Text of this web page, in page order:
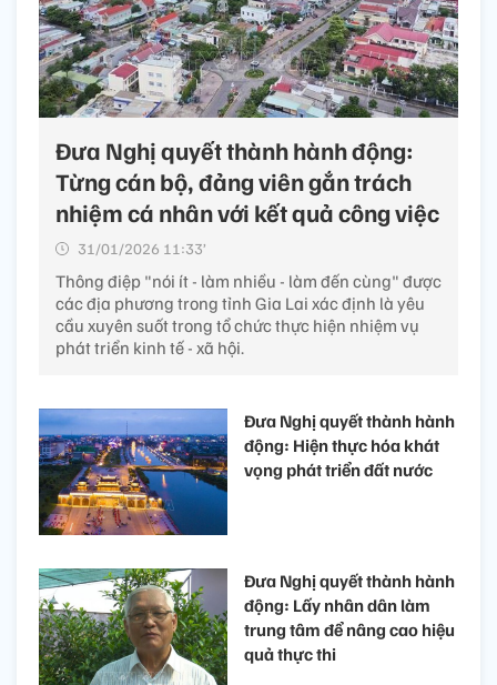
Đưa Nghị quyết thành hành động:
Từng cán bộ, đảng viên gắn trách
nhiệm cá nhân với kết quả công việc
31/01/2026 11:33’
Thông điệp "nói ít - làm nhiều - làm đến cùng" được
các địa phương trong tỉnh Gia Lai xác định là yêu
cầu xuyên suốt trong tổ chức thực hiện nhiệm vụ
phát triển kinh tế - xã hội.
Đưa Nghị quyết thành hành
động: Hiện thực hóa khát
vọng phát triển đất nước
Đưa Nghị quyết thành hành
động: Lấy nhân dân làm
trung tâm để nâng cao hiệu
quả thực thi